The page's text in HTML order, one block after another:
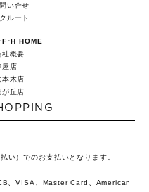
い合せ
ルート
F･H HOME
社概要
屋店
本木店
が丘店
い）でのお支払いとなります。
、VISA、Master Card、American